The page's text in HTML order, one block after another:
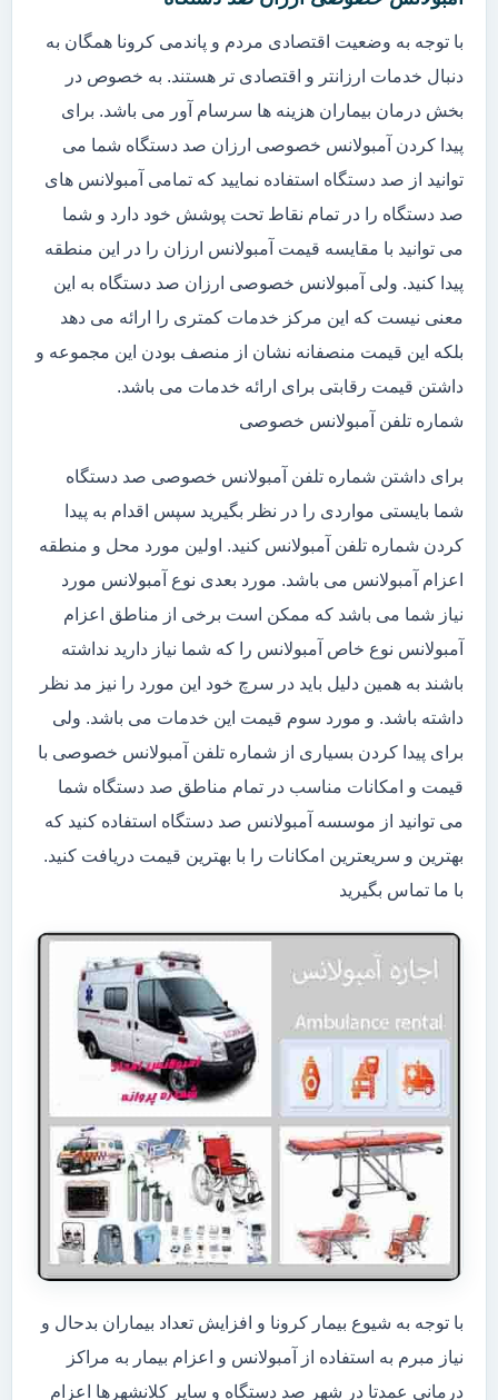
با توجه به وضعیت اقتصادی مردم و پاندمی کرونا همگان به
دنبال خدمات ارزانتر و اقتصادی تر هستند. به خصوص در
بخش درمان بیماران هزینه ها سرسام آور می باشد. برای
پیدا کردن آمبولانس خصوصی ارزان صد دستگاه شما می
توانید از صد دستگاه استفاده نمایید که تمامی آمبولانس های
صد دستگاه را در تمام نقاط تحت پوشش خود دارد و شما
می توانید با مقایسه قیمت آمبولانس ارزان را در این منطقه
پیدا کنید. ولی آمبولانس خصوصی ارزان صد دستگاه به این
معنی نیست که این مرکز خدمات کمتری را ارائه می دهد
بلکه این قیمت منصفانه نشان از منصف بودن این مجموعه و
داشتن قیمت رقابتی برای ارائه خدمات می باشد.
شماره تلفن آمبولانس خصوصی
برای داشتن شماره تلفن آمبولانس خصوصی صد دستگاه
شما بایستی مواردی را در نظر بگیرید سپس اقدام به پیدا
کردن شماره تلفن آمبولانس کنید. اولین مورد محل و منطقه
اعزام آمبولانس می باشد. مورد بعدی نوع آمبولانس مورد
نیاز شما می باشد که ممکن است برخی از مناطق اعزام
آمبولانس نوع خاص آمبولانس را که شما نیاز دارید نداشته
باشند به همین دلیل باید در سرچ خود این مورد را نیز مد نظر
داشته باشد. و مورد سوم قیمت این خدمات می باشد. ولی
برای پیدا کردن بسیاری از شماره تلفن آمبولانس خصوصی با
قیمت و امکانات مناسب در تمام مناطق صد دستگاه شما
می توانید از موسسه آمبولانس صد دستگاه استفاده کنید که
بهترین و سریعترین امکانات را با بهترین قیمت دریافت کنید.
با ما تماس بگیرید
با توجه به شیوع بیمار کرونا و افزایش تعداد بیماران بدحال و
نیاز مبرم به استفاده از آمبولانس و اعزام بیمار به مراکز
درمانی عمدتا در شهر صد دستگاه و سایر کلانشهرها اعزام